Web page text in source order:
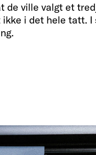
de ville valgt et
i det hele tatt.